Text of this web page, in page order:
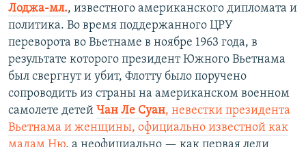
Лоджа-мл., известного американского дипломата и
политика. Во время поддержанного ЦРУ
переворота во Вьетнаме в ноябре 1963 года, в
результате которого президент Южного Вьетнама
был свергнут и убит, Флотту было поручено
сопроводить из страны на американском военном
самолете детей Чан Ле Суан, невестки президента
Вьетнама и женщины, официально известной как